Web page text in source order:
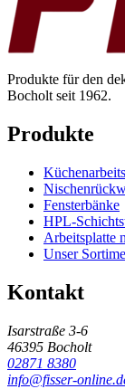
Produkte für den
Bocholt seit 1962.
Produkte
Fensterbänke
HPL-
Arbeitsplatte
Unser
Kontakt
Isarstraße 3-6
46395 Bocholt
02871 8380
info@fisser-